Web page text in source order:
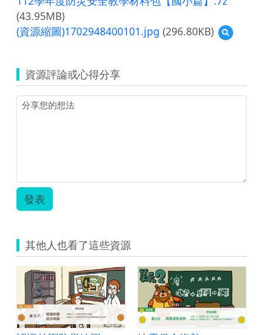
(43.95MB)
(資源縮圖)1702948400101.jpg (296.80KB)
預
覽
圖
資源評論或心得分享
發表
其他人也看了這些資源